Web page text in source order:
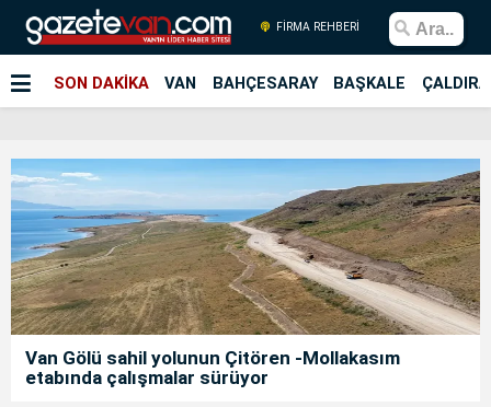
FİRMA REHBERİ
SON DAKİKA VAN BAHÇESARAY BAŞKALE
Van Gölü sahil yolunun Çitören -Mollakasım
etabında çalışmalar sürüyor